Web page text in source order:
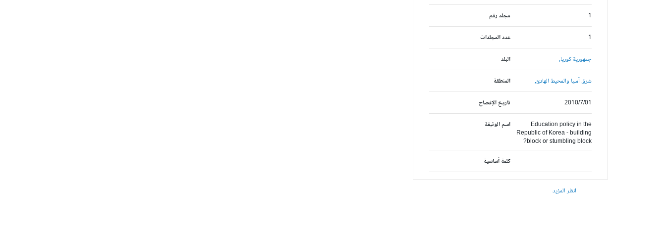
مجلد رقم 1
عدد المجلدات 1
البلد جمهورية كوريا,
المنطقة شرق آسيا والمحيط الهادئ,
تاريخ الإفصاح 2010/7/01
اسم الوثيقة
Education policy in the
Republic of Korea - building
block or stumbling block?
كلمة أساسية
انظر المزيد